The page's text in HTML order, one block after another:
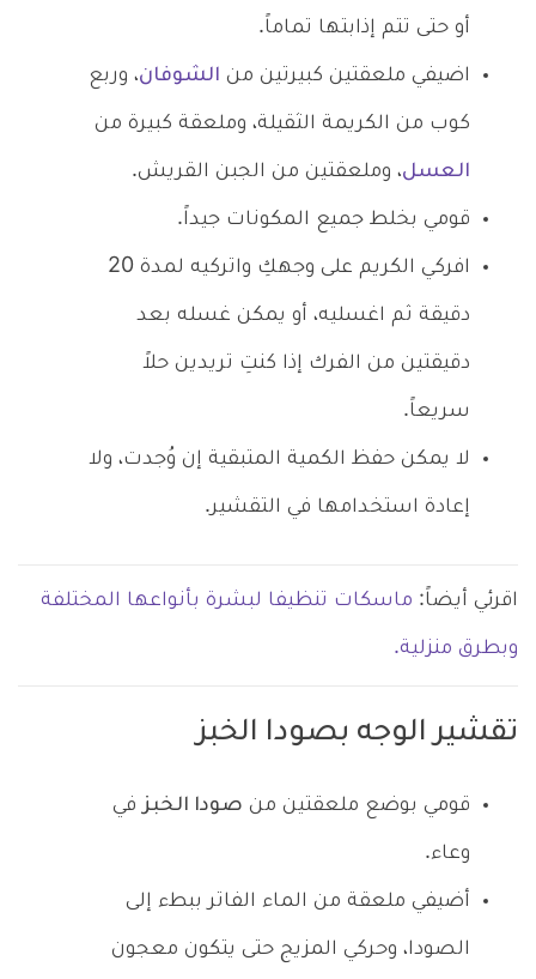
أو حتى تتم إذابتها تماماً.
اضيفي ملعقتين كبيرتين من الشوفان، وربع
كوب من الكريمة الثقيلة، وملعقة كبيرة من
العسل، وملعقتين من الجبن القريش.
قومي بخلط جميع المكونات جيداً.
افركي الكريم على وجهكِ واتركيه لمدة 20
دقيقة ثم اغسليه، أو يمكن غسله بعد
دقيقتين من الفرك إذا كنتِ تريدين حلاً
سريعاً.
لا يمكن حفظ الكمية المتبقية إن وُجدت، ولا
إعادة استخدامها في التقشير.
اقرئي أيضاً: ماسكات تنظيفا لبشرة بأنواعها المختلفة
وبطرق منزلية.
تقشير الوجه بصودا الخبز
قومي بوضع ملعقتين من صودا الخبزفي
وعاء.
أضيفي ملعقة من الماء الفاتر ببطء إلى
الصودا، وحركي المزيج حتى يتكون معجون